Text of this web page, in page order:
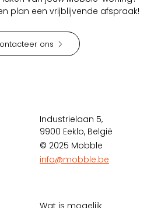
plan een vrijblijvende afspraak!
ons
Industrielaan 5,
9900 Eeklo, België
© 2025 Mobble
info@mobble.be